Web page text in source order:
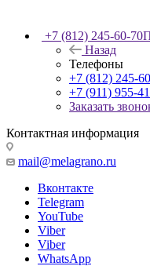
+7 (812) 245-60-70
Назад
Телефоны
+7 (812) 245-
+7 (911) 955-
Заказать
Контактная информация
mail@melagrano.ru
Вконтакте
Telegram
YouTube
Viber
Viber
WhatsApp